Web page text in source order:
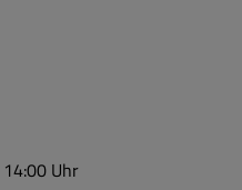
14:00 Uhr